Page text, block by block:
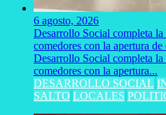
6 agosto, 2026
Desarrollo Social completa la
comedores con la apertura
Desarrollo Social completa la
comedores con la apertura...
DESARROLLO SOCIAL
SALTO LOCALES